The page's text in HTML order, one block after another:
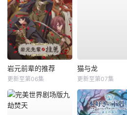
岩元前辈的推荐
更新至第06集
猫与龙
更新至第07集